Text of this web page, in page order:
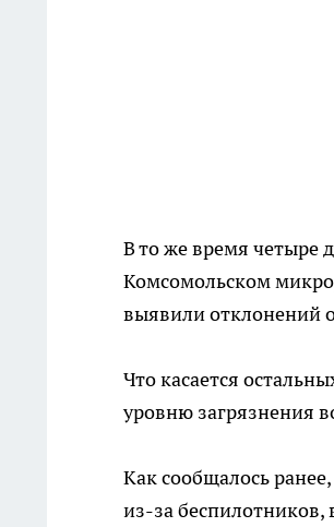
В то же время четыре
Комсомольском
выявили отклонений
Что касается
уровню загрязнения
Как сообщалось
из-за беспилотников,